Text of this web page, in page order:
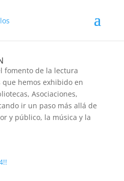
fomento de la lectura
hemos exhibido en
Asociaciones,
ir un paso más allá de
y público, la música y la